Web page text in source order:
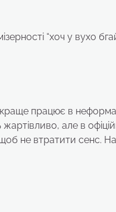
“хоч у вухо
працює в
але в
щоб не втратити сенс.